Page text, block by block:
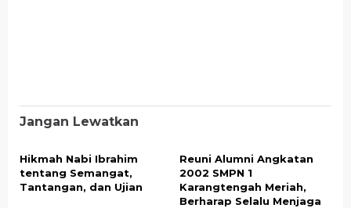
Jangan Lewatkan
Hikmah Nabi Ibrahim
tentang Semangat,
Tantangan, dan Ujian
Reuni Alumni Angkatan
2002 SMPN 1
Karangtengah Meriah,
Berharap Selalu Menjaga